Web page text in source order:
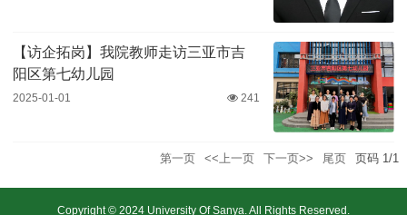
【访企拓岗】我院教师走访三亚市吉
阳区第七幼儿园
2025-01-01 241
第一页 <<上一页 下一页>> 尾页 页码 1/1
Copyright © 2024 University Of Sanya. All Rights Reserved.